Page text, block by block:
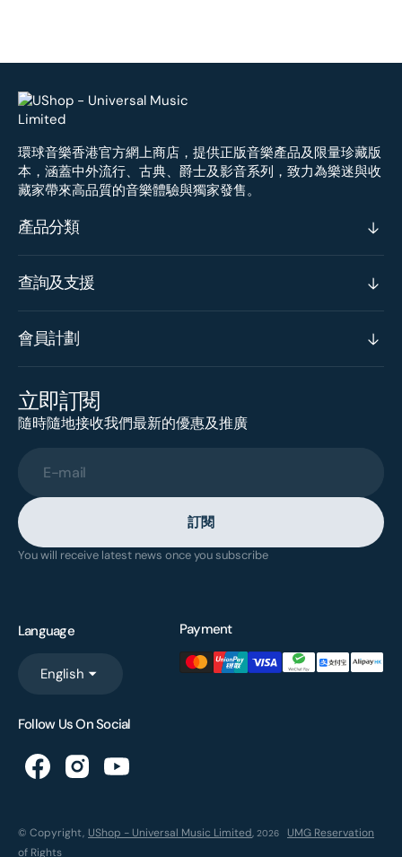
環球音樂香港官方網上商店，提供正版音樂產品及限量珍藏版
本，涵蓋中外流行、古典、爵士及影音系列，致力為樂迷與收
藏家帶來高品質的音樂體驗與獨家發售。
產品分類
查詢及支援
會員計劃
立即訂閱
隨時隨地接收我們最新的優惠及推廣
E-mail
訂閱
You will receive latest news once you subscribe
Language
English
Payment
Follow Us On Social
© Copyright, UShop - Universal Music Limited, 2026
UMG Reservation
of Rights